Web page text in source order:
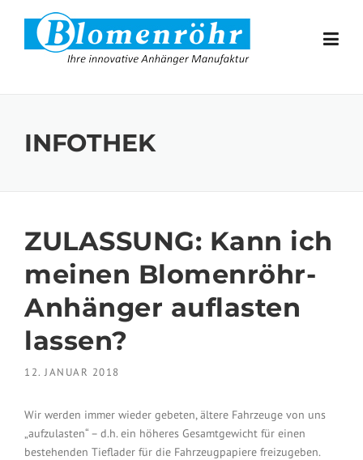
Skip to content
INFOTHEK
ZULASSUNG: Kann ich
meinen Blomenröhr-
Anhänger auflasten
lassen?
12. JANUAR 2018
Wir werden immer wieder gebeten, ältere Fahrzeuge von uns
„aufzulasten“ – d.h. ein höheres Gesamtgewicht für einen
bestehenden Tieflader für die Fahrzeugpapiere freizugeben.